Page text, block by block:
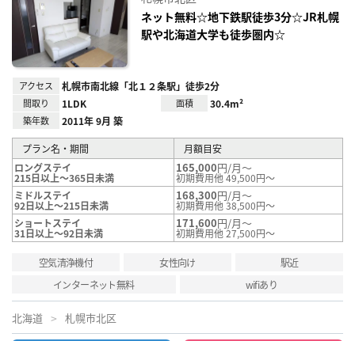
り登
録
ネット無料☆地下鉄駅徒歩3分☆JR札幌
駅や北海道大学も徒歩圏内☆
アクセス 札幌市南北線「北１２条駅」徒歩2分
間取り 1LDK 面積 30.4m²
築年数 2011年 9月 築
プラン名・期間
月額目安
ロングステイ
215日以上～365日未満
165,000円/月～
初期費用他 49,500円～
ミドルステイ
92日以上～215日未満
168,300円/月～
初期費用他 38,500円～
ショートステイ
31日以上～92日未満
171,600円/月～
初期費用他 27,500円～
空気清浄機付 女性向け
駅近
インターネット無料
wifiあり
北海道 札幌市北区